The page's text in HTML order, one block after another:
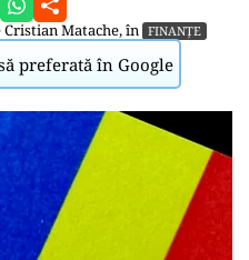
Cristian Matache, în FINANȚE
preferată în Google